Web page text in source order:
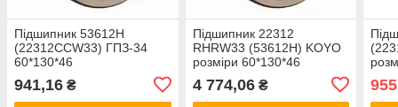
Підшипник 53612H
(22312CCW33) ГПЗ-34
60*130*46
941,16 ₴
Підшипник 22312
RHRW33 (53612H) KOYO
розміри 60*130*46
4 774,06₴